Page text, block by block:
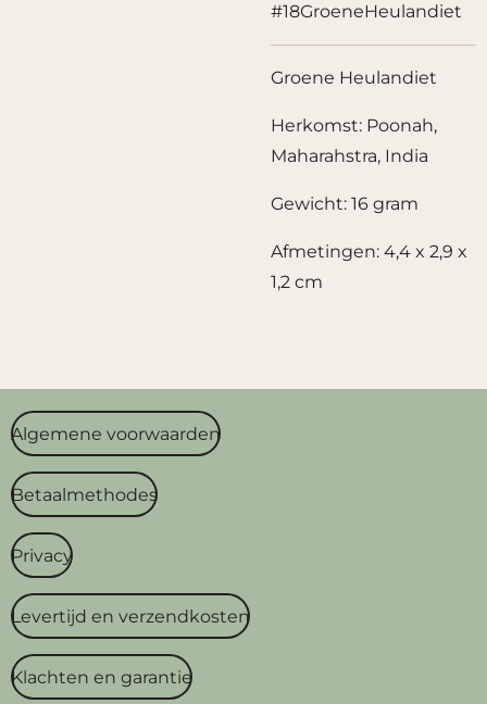
#18GroeneHeulandiet
Groene Heulandiet
Herkomst: Poonah,
Maharahstra, India
Gewicht: 16 gram
Afmetingen: 4,4 x 2,9 x
1,2 cm
Algemene voorwaarden
Betaalmethodes
Privacy
Levertijd en verzendkosten
Klachten en garantie